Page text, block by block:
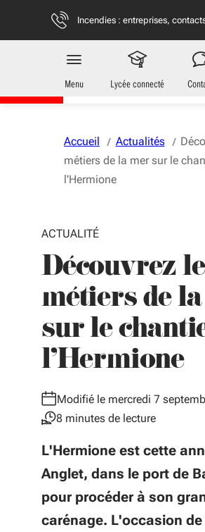
Vous naviguez en mode anonymisé,
Incendies : entreprises,
Jeunes
en Nouvelle-Aquitaine
Menu Lycée connecté
Accueil Actualités
métiers de la mer sur le
l'Hermione
ACTUALITÉ
Découvrez
métiers de
sur le
l'Hermione
Modifié le mercredi 7
8 minutes de lecture
L'Hermione est cette
Anglet, dans le port de
pour procéder à son
carénage. L'occasion